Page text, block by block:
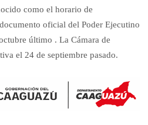
como el horario de
oficial del Poder Ejecutino
último . La Cámara de
el 24 de septiembre pasado.